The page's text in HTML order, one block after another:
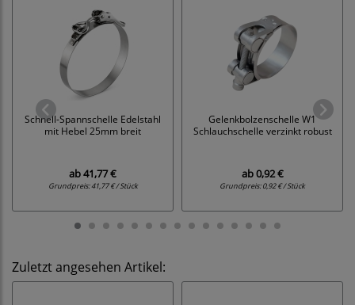
Schnell-Spannschelle Edelstahl
mit Hebel 25mm breit
ab41,77 €
Grundpreis:41,77 € / Stück
Gelenkbolzenschelle W1
Schlauchschelle verzinkt robust
ab0,92 €
Grundpreis:0,92 € / Stück
Zuletzt angesehen Artikel: